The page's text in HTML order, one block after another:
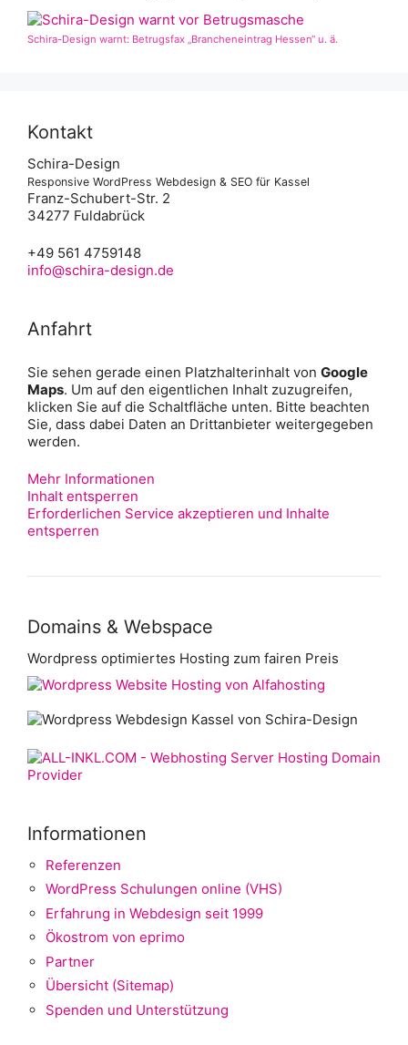
Schira-Design warnt: Betrugsfax „Brancheneintrag Hessen“ u. ä.
Kontakt
Schira-Design
Responsive WordPress Webdesign & SEO für Kassel
Franz-Schubert-Str. 2
34277 Fuldabrück
+49 561 4759148
info@schira-design.de
Anfahrt
Sie sehen gerade einen Platzhalterinhalt von Google
Maps. Um auf den eigentlichen Inhalt zuzugreifen,
klicken Sie auf die Schaltfläche unten. Bitte beachten
Sie, dass dabei Daten an Drittanbieter weitergegeben
werden.
Mehr Informationen
Inhalt entsperren
Erforderlichen Service akzeptieren und Inhalte
entsperren
Domains & Webspace
Wordpress optimiertes Hosting zum fairen Preis
Informationen
Referenzen
WordPress Schulungen online (VHS)
Erfahrung in Webdesign seit 1999
Ökostrom von eprimo
Partner
Übersicht (Sitemap)
Spenden und Unterstützung